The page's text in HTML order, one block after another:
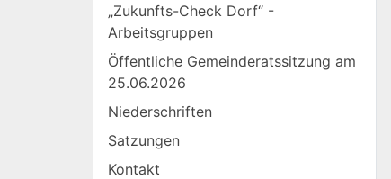
„Zukunfts-Check Dorf“ -
Arbeitsgruppen
Öffentliche Gemeinderatssitzung am
25.06.2026
Niederschriften
Satzungen
Kontakt